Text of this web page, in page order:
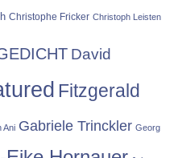
Christophe Fricker Christoph Leisten
David
Fitzgerald
Ani Gabriele Trinckler Georg